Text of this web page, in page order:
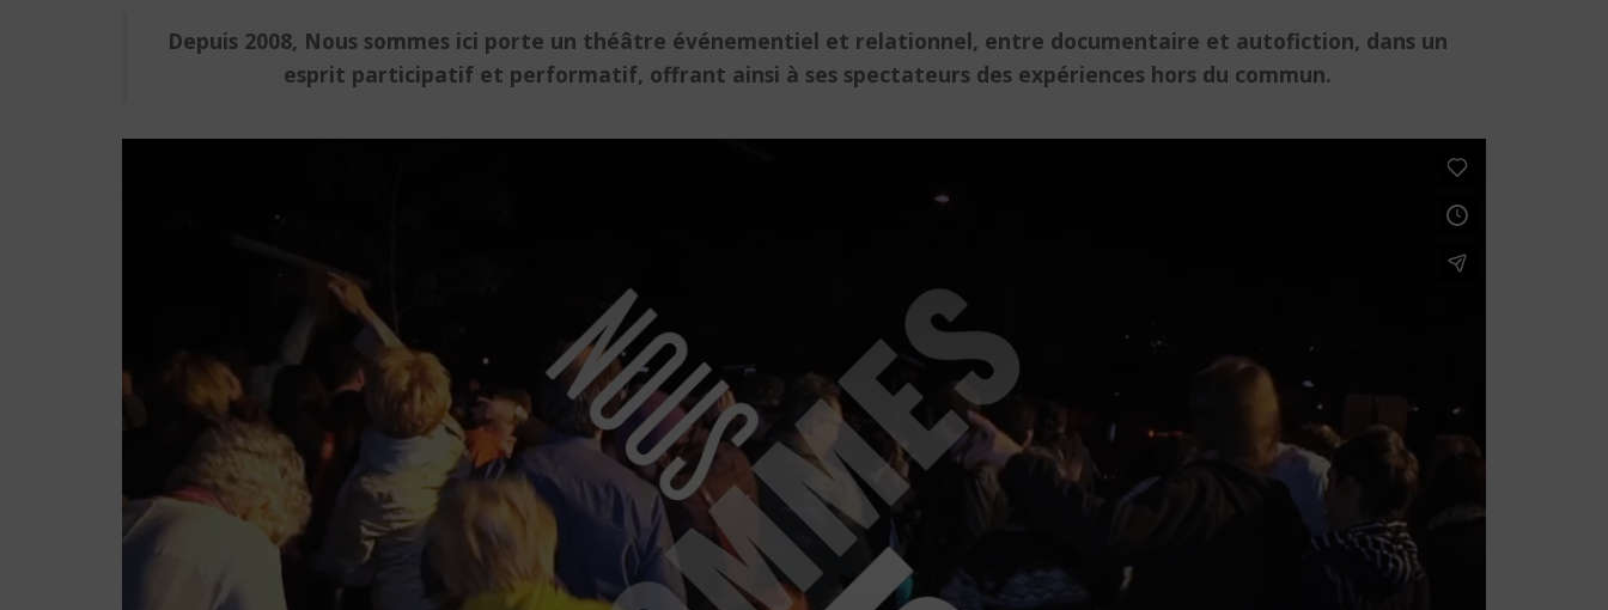
Depuis 2008, Nous sommes ici porte un théâtre événementiel et relationnel, entre documentaire et autofiction, dans un
esprit participatif et performatif, offrant ainsi à ses spectateurs des expériences hors du commun.